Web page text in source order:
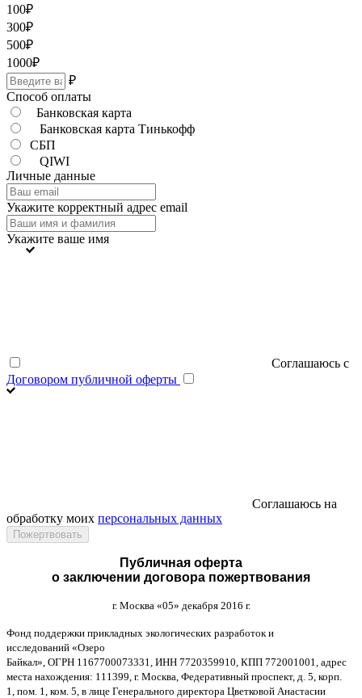
100₽
300₽
500₽
1000₽
₽
Способ оплаты
Банковская карта
Банковская карта Тинькофф
СБП
QIWI
Личные данные
Укажите корректный адрес email
Укажите ваше имя
Соглашаюсь с
Договором публичной оферты
Соглашаюсь на
обработку моих персональных данных
Публичная оферта
о заключении договора пожертвования
г. Москва «05» декабря 2016 г.
Фонд поддержки прикладных экологических разработок и
исследований «Озеро
Байкал», ОГРН 1167700073331, ИНН 7720359910, КПП 772001001, адрес
места нахождения: 111399, г. Москва Федеративный проспект, д . 5, корп
1, пом . 1, ком . 5, в лице Генерального директора Цветковой Анастасии